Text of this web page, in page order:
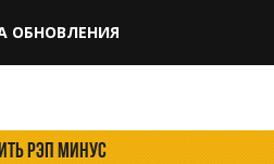
ОБНОВЛЕНИЯ
РЭП МИНУС